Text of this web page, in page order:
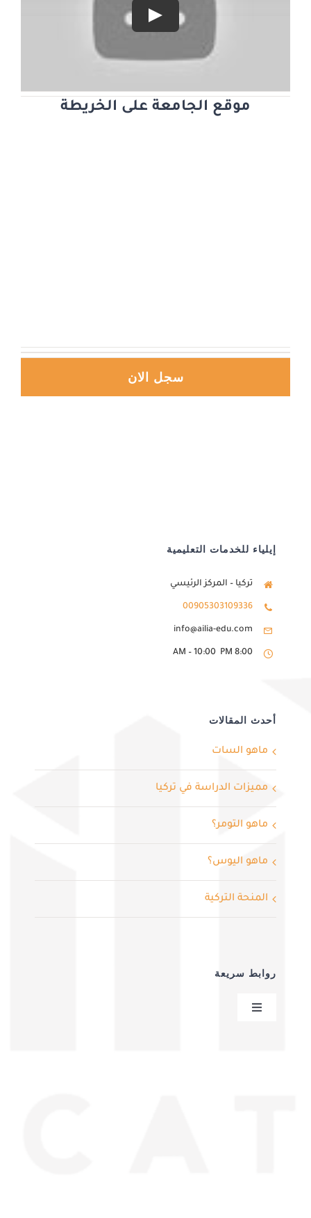
Play
موقع الجامعة على الخريطة
سجل الان
إيلياء للخدمات التعليمية
تركيا – المركز الرئيسي
00905303109336
info@ailia-edu.com
8:00 AM – 10:00 PM
أحدث المقالات
ماهو السات
مميزات الدراسة في تركيا
ماهو التومر؟
ماهو اليوس؟
المنحة التركية
روابط سريعة
Toggle